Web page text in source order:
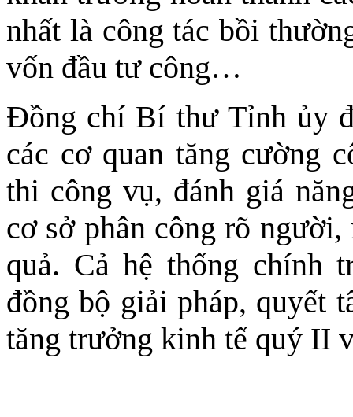
nhất là công tác bồi
vốn đầu tư công…
Đồng chí Bí thư Tỉnh ủy
các cơ quan tăng cường
thi công vụ, đánh giá
cơ sở phân công rõ
quả. Cả hệ thống chính
đồng bộ giải pháp, quyết
tăng trưởng kinh tế quý II